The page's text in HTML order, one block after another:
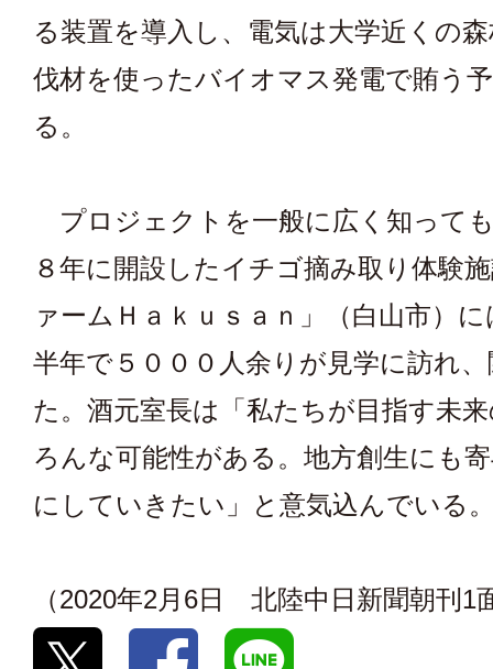
る装置を導入し、電気は大学近くの
伐材を使ったバイオマス発電で賄う
る。
プロジェクトを一般に広く知って
８年に開設したイチゴ摘み取り体験
ァームＨａｋｕｓａｎ」（白山市）
半年で５０００人余りが見学に訪れ
た。酒元室長は「私たちが目指す未
ろんな可能性がある。地方創生にも
にしていきたい」と意気込んでいる
（2020年2月6日 北陸中日新聞朝刊1